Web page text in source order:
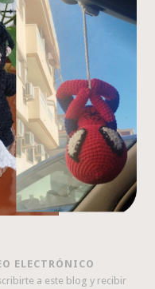
ELECTRÓNICO
a este blog y recibir